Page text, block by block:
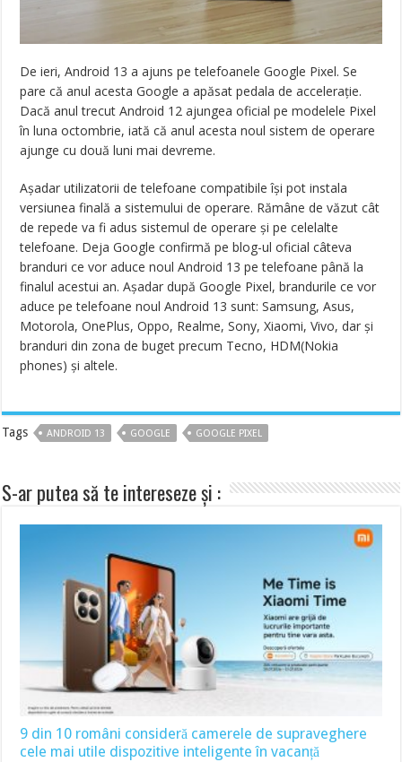
De ieri, Android 13 a ajuns pe telefoanele Google Pixel. Se
pare că anul acesta Google a apăsat pedala de accelerație.
Dacă anul trecut Android 12 ajungea oficial pe modelele Pixel
în luna octombrie, iată că anul acesta noul sistem de operare
ajunge cu două luni mai devreme.
Așadar utilizatorii de telefoane compatibile își pot instala
versiunea finală a sistemului de operare. Rămâne de văzut cât
de repede va fi adus sistemul de operare și pe celelalte
telefoane. Deja Google confirmă pe blog-ul oficial câteva
branduri ce vor aduce noul Android 13 pe telefoane până la
finalul acestui an. Așadar după Google Pixel, brandurile ce vor
aduce pe telefoane noul Android 13 sunt: Samsung, Asus,
Motorola, OnePlus, Oppo, Realme, Sony, Xiaomi, Vivo, dar și
branduri din zona de buget precum Tecno, HDM(Nokia
phones) și altele.
Tags ANDROID 13 GOOGLE GOOGLE PIXEL
S-ar putea să te intereseze și :
9 din 10 români consideră camerele de supraveghere
cele mai utile dispozitive inteligente în vacanță